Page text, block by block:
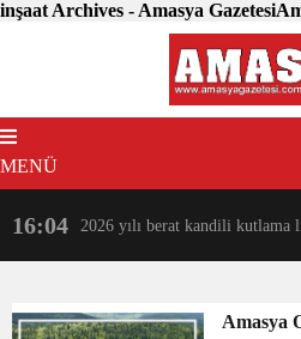
inşaat Archives - Amasya
MENÜ
16:04 2026 yılı berat kandili kutlama
Amasya